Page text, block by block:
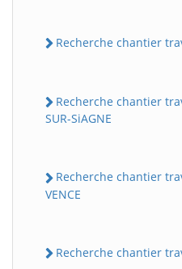
Recherche chantier
Recherche chantier
SUR-SiAGNE
Recherche chantier
VENCE
Recherche chantier